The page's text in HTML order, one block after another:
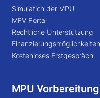
Simulation der MPU
MPV Portal
Rechtliche Unterstützung
Finanzierungsmöglichkeiten
Kostenloses Erstgespräch
MPU Vorbereitung